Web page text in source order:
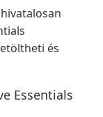
és
Essentials